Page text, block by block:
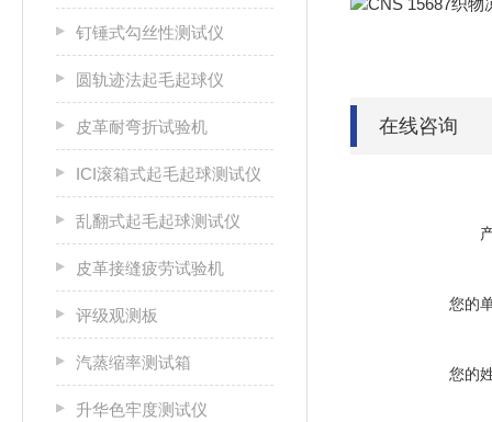
钉锤式勾丝性测试仪
圆轨迹法起毛起球仪
皮革耐弯折试验机
ICI滚箱式起毛起球测试仪
乱翻式起毛起球测试仪
皮革接缝疲劳试验机
评级观测板
汽蒸缩率测试箱
升华色牢度测试仪
在线咨询
您的
您的